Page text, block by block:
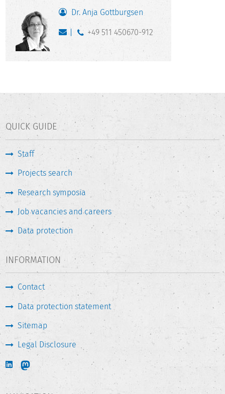
Dr. Anja Gottburgsen
+49 511 450670-912
QUICK GUIDE
Staff
Projects search
Research symposia
Job vacancies and careers
Data protection
INFORMATION
Contact
Data protection statement
Sitemap
Legal Disclosure